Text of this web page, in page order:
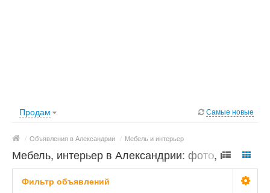
Продам Самые новые
/ Объявления в Александрии / Мебель и интерьер
Мебель, интерьер в Александрии: фото, цены
Фильтр объявлений